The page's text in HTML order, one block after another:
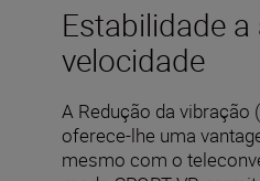
Estabilidade a
velocidade
A Redução da vibração
oferece-lhe uma
mesmo com o